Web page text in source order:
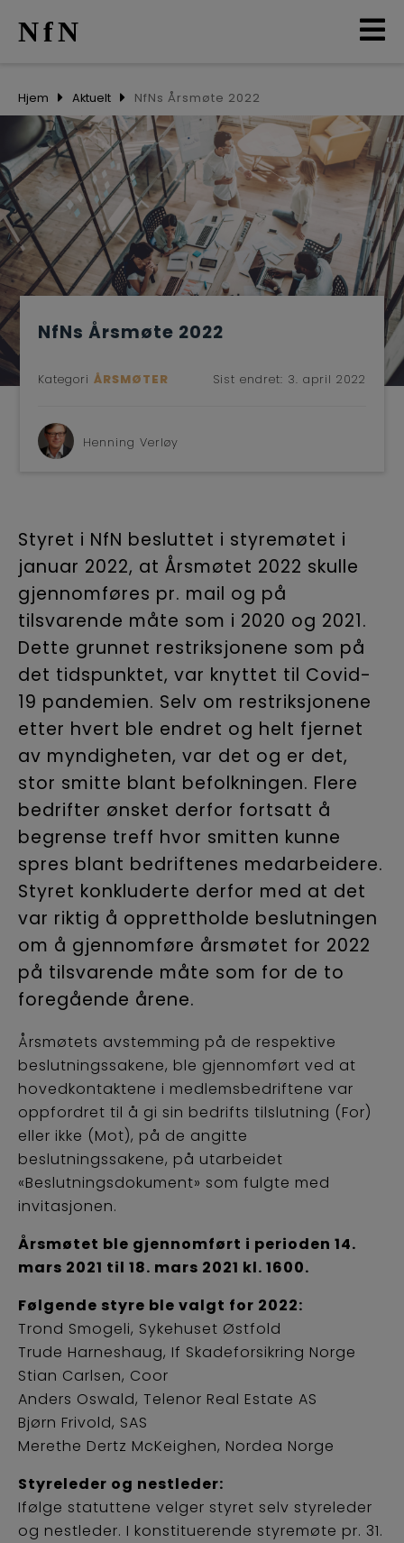
AKTUELT
ARRANGEMENTER
NETTVERK
MEDLEMMER
OM OSS
NfN
Hjem Aktuelt NfNs Årsmøte 2022
NfNs Årsmøte 2022
Kategori ÅRSMØTER Sist endret: 3. april 2022
Henning Verløy
Styret i NfN besluttet i styremøtet i
januar 2022, at Årsmøtet 2022 skulle
gjennomføres pr. mail og på
tilsvarende måte som i 2020 og 2021.
Dette grunnet restriksjonene som på
det tidspunktet, var knyttet til Covid-
19 pandemien. Selv om restriksjonene
etter hvert ble endret og helt fjernet
av myndigheten, var det og er det,
stor smitte blant befolkningen. Flere
bedrifter ønsket derfor fortsatt å
begrense treff hvor smitten kunne
spres blant bedriftenes medarbeidere.
Styret konkluderte derfor med at det
var riktig å opprettholde beslutningen
om å gjennomføre årsmøtet for 2022
på tilsvarende måte som for de to
foregående årene.
Årsmøtets avstemming på de respektive
beslutningssakene, ble gjennomført ved at
hovedkontaktene i medlemsbedriftene var
oppfordret til å gi sin bedrifts tilslutning (For)
eller ikke (Mot), på de angitte
beslutningssakene, på utarbeidet
«Beslutningsdokument» som fulgte med
invitasjonen.
Årsmøtet ble gjennomført i perioden 14.
mars 2021 til 18. mars 2021 kl. 1600.
Følgende styre ble valgt for 2022:
Trond Smogeli, Sykehuset Østfold
Trude Harneshaug, If Skadeforsikring Norge
Stian Carlsen, Coor
Anders Oswald, Telenor Real Estate AS
Bjørn Frivold, SAS
Merethe Dertz McKeighen, Nordea Norge
Styreleder og nestleder:
Ifølge statuttene velger styret selv styreleder
og nestleder. I konstituerende styremøte pr. 31.